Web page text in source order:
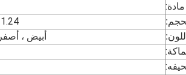
مادة:
1.24 م * 45.7 م / لفة أو قطع حسب حاجتك
اللون:
أبيض ،